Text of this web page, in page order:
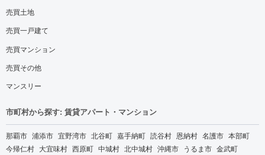
売買土地
売買一戸建て
売買マンション
売買その他
マンスリー
市町村から探す: 賃貸アパート・マンション
那覇市 浦添市 宜野湾市 北谷町 嘉手納町 読谷村 恩納村 名護市 本部町
今帰仁村 大宜味村 西原町 中城村 北中城村 沖縄市 うるま市 金武町